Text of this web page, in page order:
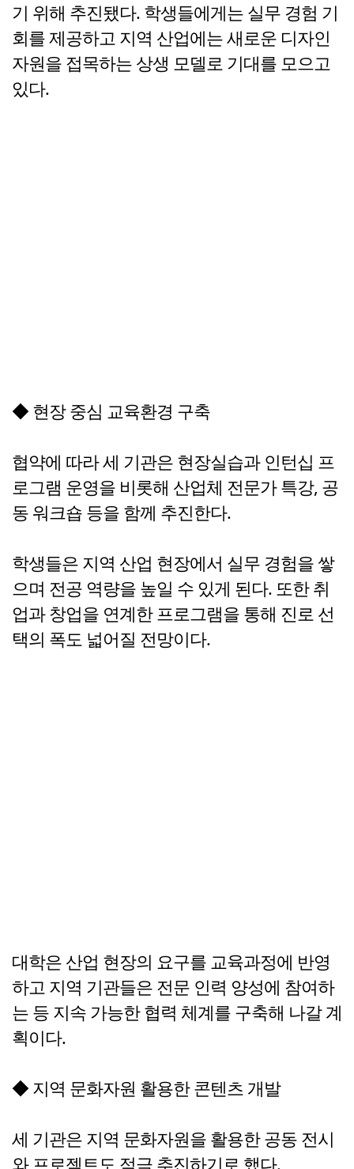
기 위해 추진됐다. 학생들에게는 실무 경험 기
회를 제공하고 지역 산업에는 새로운 디자인
자원을 접목하는 상생 모델로 기대를 모으고
있다.
◆ 현장 중심 교육환경 구축
협약에 따라 세 기관은 현장실습과 인턴십 프
로그램 운영을 비롯해 산업체 전문가 특강, 공
동 워크숍 등을 함께 추진한다.
학생들은 지역 산업 현장에서 실무 경험을 쌓
으며 전공 역량을 높일 수 있게 된다. 또한 취
업과 창업을 연계한 프로그램을 통해 진로 선
택의 폭도 넓어질 전망이다.
대학은 산업 현장의 요구를 교육과정에 반영
하고 지역 기관들은 전문 인력 양성에 참여하
는 등 지속 가능한 협력 체계를 구축해 나갈 계
획이다.
◆ 지역 문화자원 활용한 콘텐츠 개발
세 기관은 지역 문화자원을 활용한 공동 전시
와 프로젝트도 적극 추진하기로 했다.